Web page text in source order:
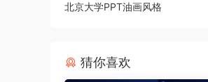
北京大学PPT油画风格
猜你喜欢